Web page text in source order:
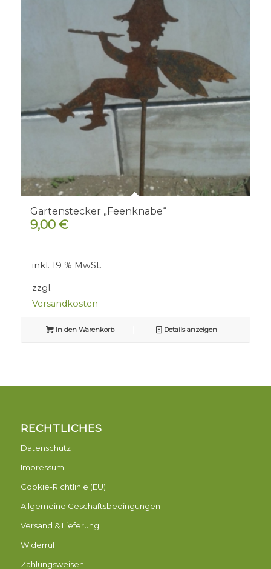
Gartenstecker „Feenknabe“
9,00 €
inkl. 19 % MwSt.
zzgl.
Versandkosten
In den Warenkorb Details anzeigen
RECHTLICHES
Datenschutz
Impressum
Cookie-Richtlinie (EU)
Allgemeine Geschäftsbedingungen
Versand & Lieferung
Widerruf
Zahlungsweisen